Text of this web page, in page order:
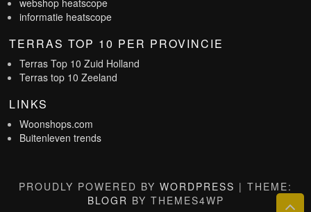
webshop heatscope
informatie heatscope
TERRAS TOP 10 PER PROVINCIE
Terras Top 10 Zuid Holland
Terras top 10 Zeeland
LINKS
Woonshops.com
Buitenleven trends
PROUDLY POWERED BY WORDPRESS | THEME:
BLOGR BY THEMES4WP